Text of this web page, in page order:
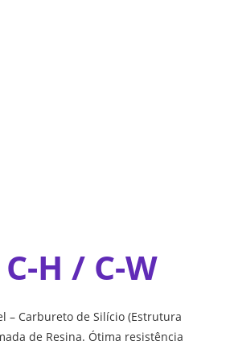
H / C-W
– Carbureto de Silício (Estrutura
de Resina. Ótima resistência